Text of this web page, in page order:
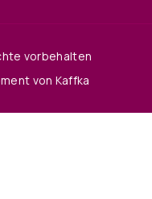
vorbehalten
von Kaffka